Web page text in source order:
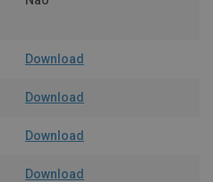
Download
Download
Download
Download